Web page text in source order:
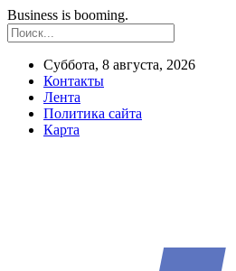
Business is booming.
Суббота, 8 августа, 2026
Контакты
Лента
Политика сайта
Карта